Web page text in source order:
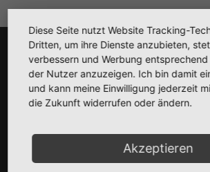
Diese Seite nutzt Website Tracking-
Dritten, um ihre Dienste anzubieten,
verbessern und Werbung
der Nutzer anzuzeigen. Ich bin damit
und kann meine Einwilligung jederzeit
die Zukunft widerrufen oder ändern.
Akzeptieren